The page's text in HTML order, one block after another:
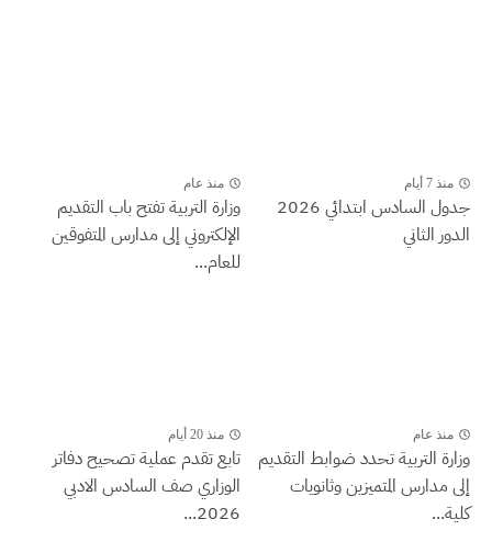
منذ 7 أيام
جدول السادس ابتدائي 2026
الدور الثاني
منذ عام
وزارة التربية تفتح باب التقديم
الإلكتروني إلى مدارس المتفوقين
للعام...
منذ عام
وزارة التربية تحدد ضوابط التقديم
إلى مدارس المتميزين وثانويات
كلية...
منذ 20 أيام
تابع تقدم عملية تصحيح دفاتر
الوزاري صف السادس الادبي
2026...